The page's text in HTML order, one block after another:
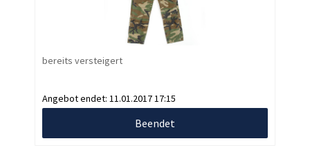
bereits versteigert
Angebot endet: 11.01.2017 17:15
Beendet